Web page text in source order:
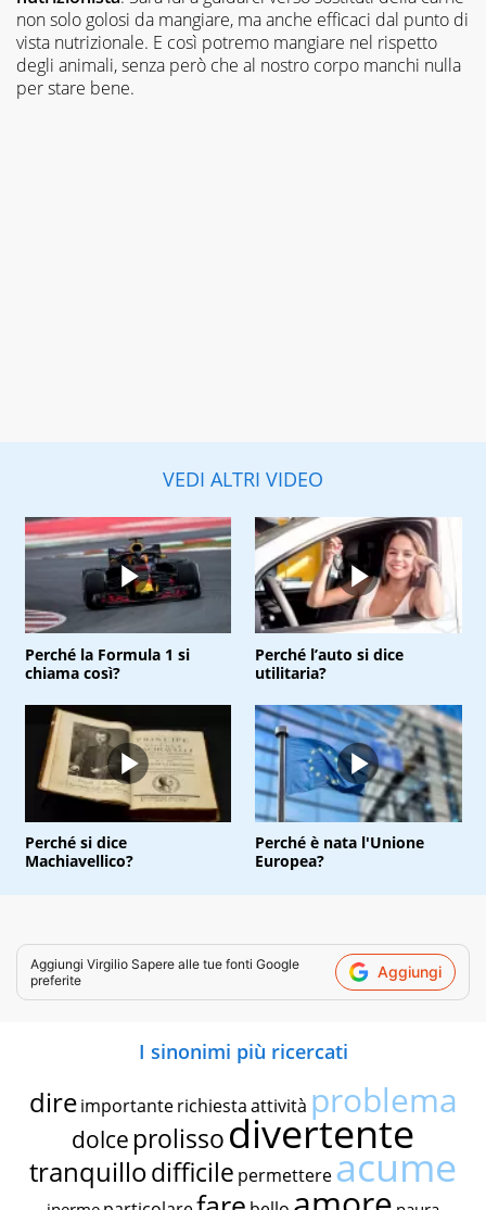
non solo golosi da mangiare, ma anche efficaci dal punto di
vista nutrizionale. E così potremo mangiare nel rispetto
degli animali, senza però che al nostro corpo manchi nulla
per stare bene.
VEDI ALTRI VIDEO
Perché la Formula 1 si
chiama così?
Perché l’auto si dice
utilitaria?
Perché si dice
Machiavellico?
Perché è nata l'Unione
Europea?
Aggiungi Virgilio Sapere alle tue fonti Google
preferite
Aggiungi
I sinonimi più ricercati
dire importante richiestaattività problema
dolce prolissodivertente
tranquillodifficile permettereacume